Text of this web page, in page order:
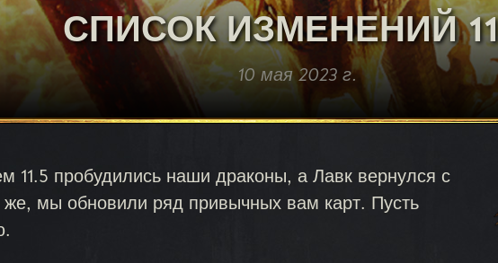
СПИСОК ИЗМЕНЕНИЙ
10 мая 2023 г.
11.5 пробудились наши драконы, а Лавк вернулся с
мы обновили ряд привычных вам карт. Пусть